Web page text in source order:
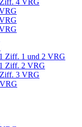
4 VRG
Ziff. 1 und 2 VRG
Ziff. 2 VRG
3 VRG